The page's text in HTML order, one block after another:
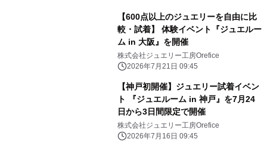
【600点以上のジュエリーを自由に比
較・試着】 体験イベント『ジュエルー
ム in 大阪』を開催
株式会社ジュエリー工房Orefice
2026年7月21日 09:45
【神戸初開催】ジュエリー試着イベン
ト 『ジュエルーム in 神戸』を7月24
日から3日間限定で開催
株式会社ジュエリー工房Orefice
2026年7月16日 09:45